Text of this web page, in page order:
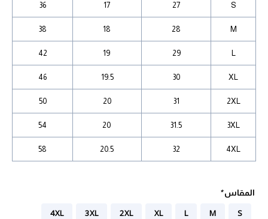
S
27
17
36
M
28
38
L
29
42
XL
30
19.5
46
2XL
31
20
50
3XL
31.5
54
4XL
32
20.5
58
المقاس*
S
M
L
XL
2XL
3XL
4XL
Two-